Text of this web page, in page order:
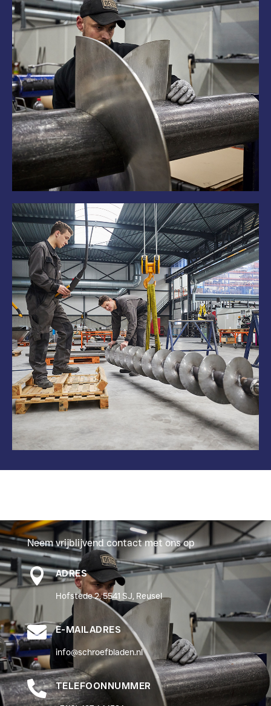
Neem vrijblijvend contact met ons op
 ADRES
Hofstede 2, 5541 SJ, Reusel
 E-MAILADRES
info@schroefbladen.nl
 TELEFOONNUMMER